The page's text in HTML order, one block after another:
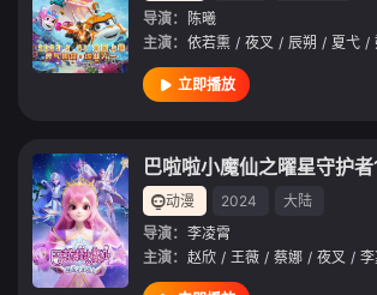
导演：
陈曦
主演： 依若熏 / 夜叉 / 辰朔 / 夏弋 /
立即播放
巴啦啦小魔仙之曜星守护者
动漫 2024
大陆
导演： 李凌霄
主演： 赵欣 / 王薇 / 蔡娜 / 夜叉 /